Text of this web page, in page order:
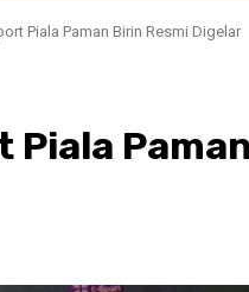
Piala Paman Birin Resmi Digelar
Piala